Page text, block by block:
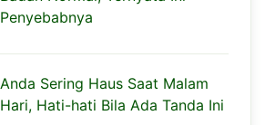
Penyebabnya
Anda Sering Haus Saat Malam
Hari, Hati-hati Bila Ada Tanda Ini